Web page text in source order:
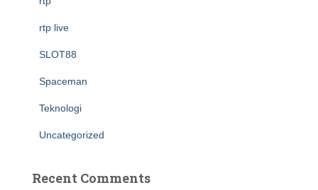
rtp live
SLOT88
Spaceman
Teknologi
Uncategorized
Recent Comments